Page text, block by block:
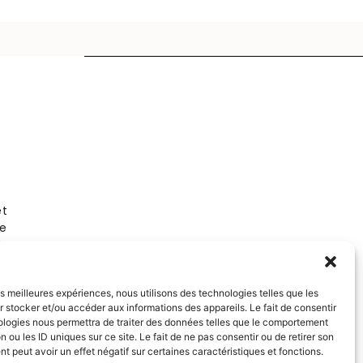
meilleures expériences, nous utilisons des technologies telles que les
stocker et/ou accéder aux informations des appareils. Le fait de consentir
nous permettra de traiter des données telles que le comportement
ou les ID uniques sur ce site. Le fait de ne pas consentir ou de retirer son
peut avoir un effet négatif sur certaines caractéristiques et fonctions.
Instagram
Facebook
Pinterest
LinkedIn